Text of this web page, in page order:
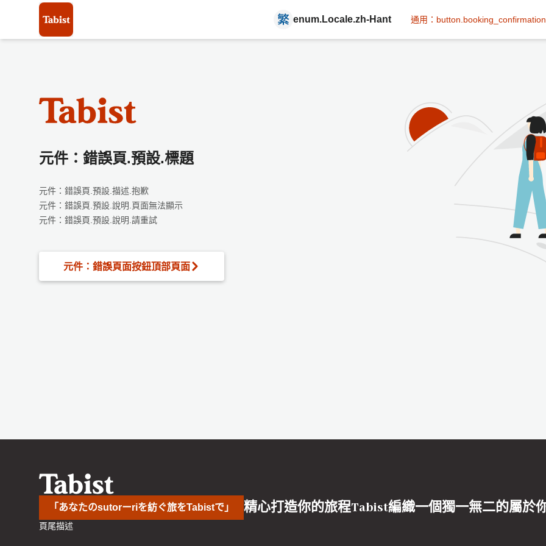
enum.Locale.zh-Hant 通用：button.booking_confirmation
元件：錯誤頁.預設.標題
元件：錯誤頁.預設.描述.抱歉
元件：錯誤頁.預設.說明.頁面無法顯示
元件：錯誤頁.預設.說明.請重試
元件：錯誤頁面按鈕頂部頁面
「あなたのsutorーriを紡ぐ旅をTabistで」 精心打造你的旅程Tabist編織一個獨一無二的屬於
頁尾描述